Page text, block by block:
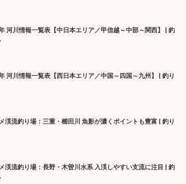
河川情報一覧表【中日本エリア／甲信越～中部～関西】 | 釣
河川情報一覧表【西日本エリア／中国～四国～九州】 | 釣り
渓流釣り場：三重・櫛田川 魚影が濃くポイントも豊富 | 釣り
渓流釣り場：長野・木曽川水系 入渓しやすい支流に注目 | 釣